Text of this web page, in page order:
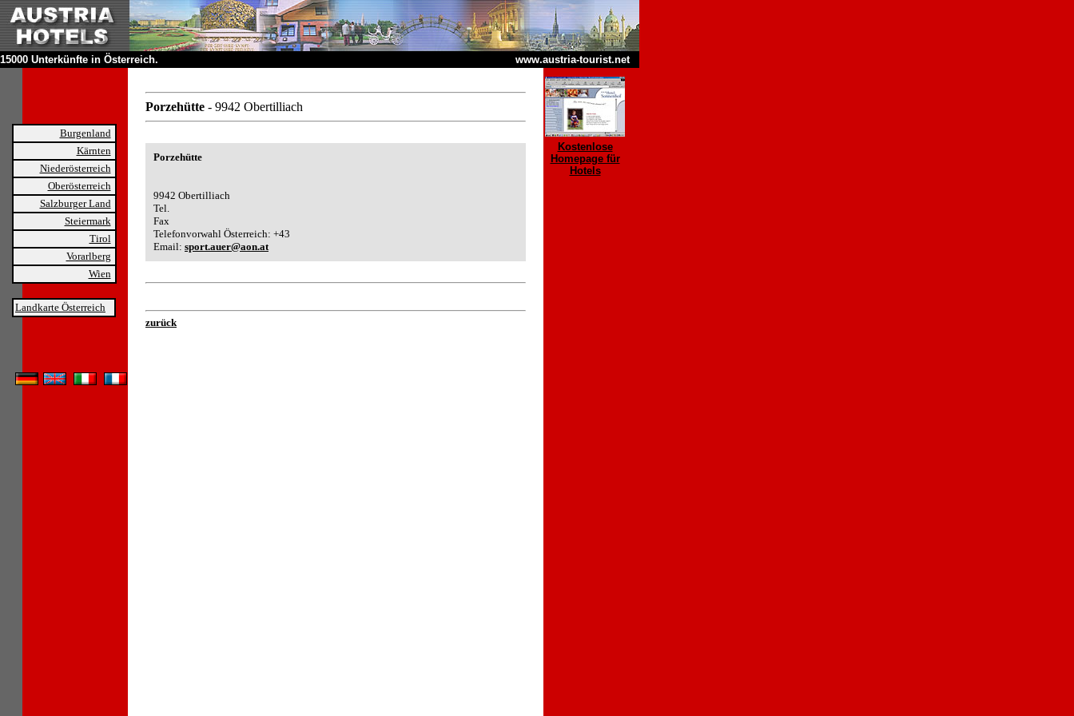
15000 Unterkünfte in Österreich. www.austria-tourist.net
Burgenland
Kärnten
Niederösterreich
Oberösterreich
Salzburger Land
Steiermark
Tirol
Vorarlberg
Wien
Landkarte Österreich
Porzehütte - 9942 Obertilliach
Porzehütte
9942 Obertilliach
Tel.
Fax
Telefonvorwahl Österreich: +43
Email: sport.auer@aon.at
zurück
Kostenlose
Homepage für
Hotels